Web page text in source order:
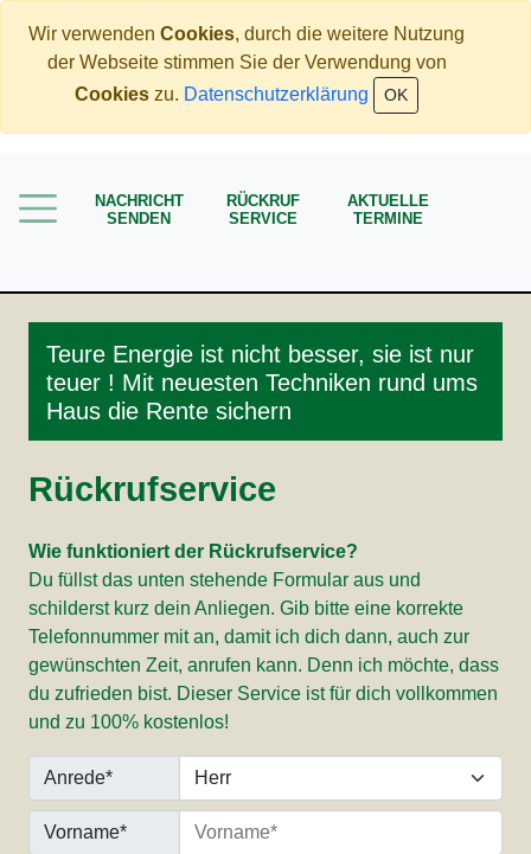
Wir verwenden Cookies, durch die weitere Nutzung
der Webseite stimmen Sie der Verwendung von
Cookies zu. Datenschutzerklärung OK
NACHRICHT
SENDEN
RÜCKRUF
SERVICE
AKTUELLE
TERMINE
Immobilien
Mehr Geld verdienen
Meine Angebote
Teure Energie ist nicht besser, sie ist nur
teuer ! Mit neuesten Techniken rund ums
Haus die Rente sichern
Rückrufservice
Wie funktioniert der Rückrufservice?
Du füllst das unten stehende Formular aus und
schilderst kurz dein Anliegen. Gib bitte eine korrekte
Telefonnummer mit an, damit ich dich dann, auch zur
gewünschten Zeit, anrufen kann. Denn ich möchte, dass
du zufrieden bist. Dieser Service ist für dich vollkommen
und zu 100% kostenlos!
Anrede*
Vorname*